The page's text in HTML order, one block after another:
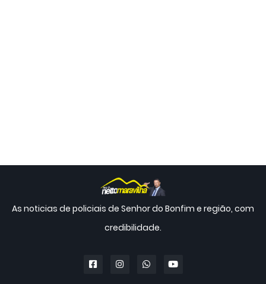
As noticias de policiais de Senhor do Bonfim e região, com
credibilidade.